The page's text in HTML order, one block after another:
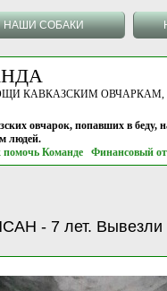
НАШИ СОБАКИ
КАВКАЗСКИМ ОВЧАРКАМ, г.
овчарок, попавших в беду,
людей.
помочь Команде Финансовый
- 7 лет. Вывезли